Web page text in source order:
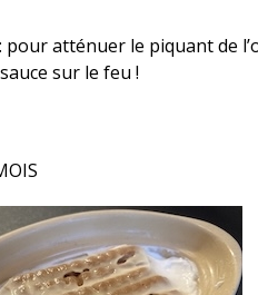
pour atténuer le piquant de
sur le feu !